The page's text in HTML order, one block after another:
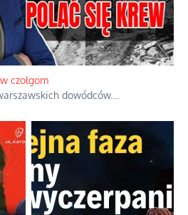
czołgom
dowódców.